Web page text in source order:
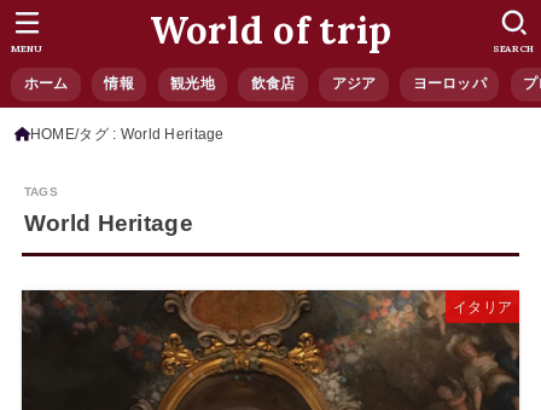
World of trip
ホーム 情報 観光地 飲食店 アジア ヨーロッパ プ
SEARCH
MENU
HOME タグ : World Heritage
World Heritage
イタリア